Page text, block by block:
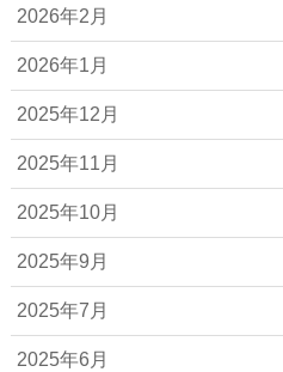
2026年2月
2026年1月
2025年12月
2025年11月
2025年10月
2025年9月
2025年7月
2025年6月